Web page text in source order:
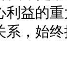
利益的
，始